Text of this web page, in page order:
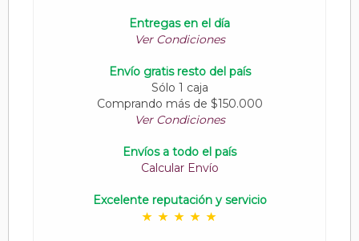
Entregas en el día
Ver Condiciones
Envío gratis resto del país
Sólo 1 caja
Comprando más de $150.000
Ver Condiciones
Envíos a todo el país
Calcular Envío
Excelente reputación y servicio